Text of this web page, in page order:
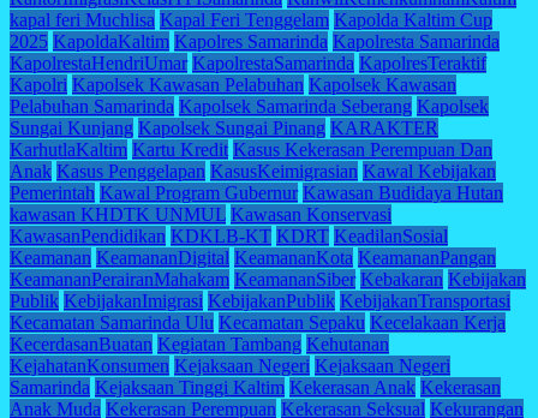
kapal feri Muchlisa Kapal Feri Tenggelam Kapolda Kaltim Cup
2025 KapoldaKaltim Kapolres Samarinda Kapolresta Samarinda
KapolrestaHendriUmar KapolrestaSamarinda KapolresTeraktif
Kapolri Kapolsek Kawasan Pelabuhan Kapolsek Kawasan
Pelabuhan Samarinda Kapolsek Samarinda Seberang Kapolsek
Sungai Kunjang Kapolsek Sungai Pinang KARAKTER
KarhutlaKaltim Kartu Kredit Kasus Kekerasan Perempuan Dan
Anak Kasus Penggelapan KasusKeimigrasian Kawal Kebijakan
Pemerintah Kawal Program Gubernur Kawasan Budidaya Hutan
kawasan KHDTK UNMUL Kawasan Konservasi
KawasanPendidikan KDKLB-KT KDRT KeadilanSosial
Keamanan KeamananDigital KeamananKota KeamananPangan
KeamananPerairanMahakam KeamananSiber Kebakaran Kebijakan
Publik KebijakanImigrasi KebijakanPublik KebijakanTransportasi
Kecamatan Samarinda Ulu Kecamatan Sepaku Kecelakaan Kerja
KecerdasanBuatan Kegiatan Tambang Kehutanan
KejahatanKonsumen Kejaksaan Negeri Kejaksaan Negeri
Samarinda Kejaksaan Tinggi Kaltim Kekerasan Anak Kekerasan
Anak Muda Kekerasan Perempuan Kekerasan Seksual Kekurangan